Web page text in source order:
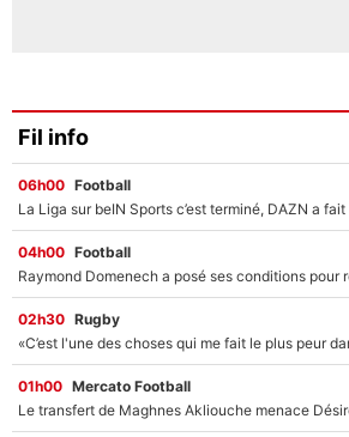
Fil info
06h00 Football
04h00 Football
02h30 Rugby
01h00 Mercato Football